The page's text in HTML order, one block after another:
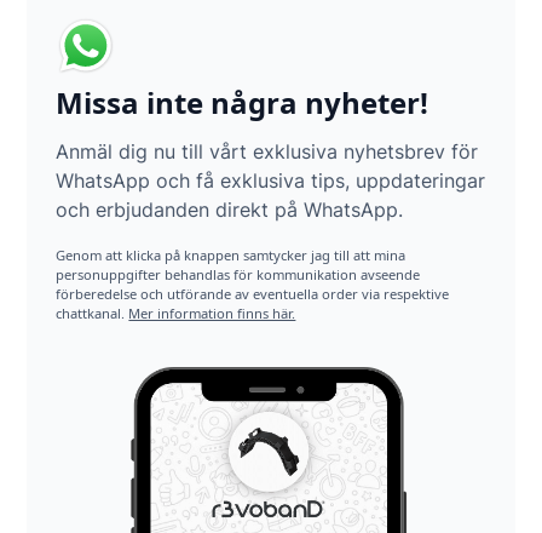
Missa inte några nyheter!
Anmäl dig nu till vårt exklusiva nyhetsbrev för
WhatsApp och få exklusiva tips, uppdateringar
och erbjudanden direkt på WhatsApp.
Genom att klicka på knappen samtycker jag till att mina
personuppgifter behandlas för kommunikation avseende
förberedelse och utförande av eventuella order via respektive
chattkanal. Mer information finns här.